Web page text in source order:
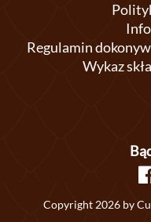
Regulamin
Wykaz
Copyright 2026 by